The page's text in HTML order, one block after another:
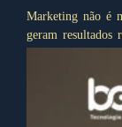
Marketing não é
geram resultados